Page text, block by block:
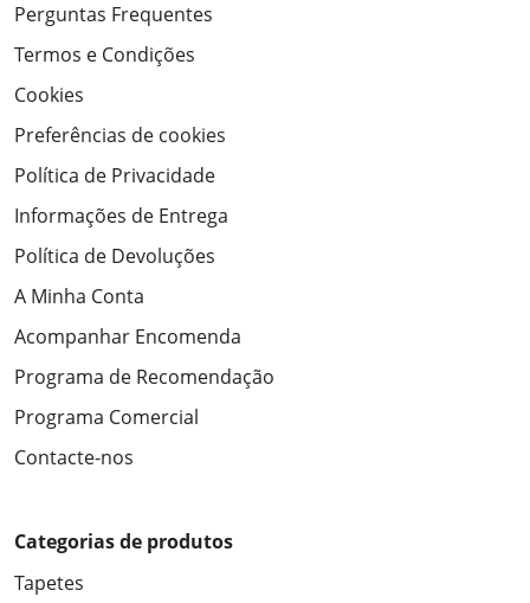
Perguntas Frequentes
Termos e Condições
Cookies
Preferências de cookies
Política de Privacidade
Informações de Entrega
Política de Devoluções
A Minha Conta
Acompanhar Encomenda
Programa de Recomendação
Programa Comercial
Contacte-nos
Categorias de produtos
Tapetes